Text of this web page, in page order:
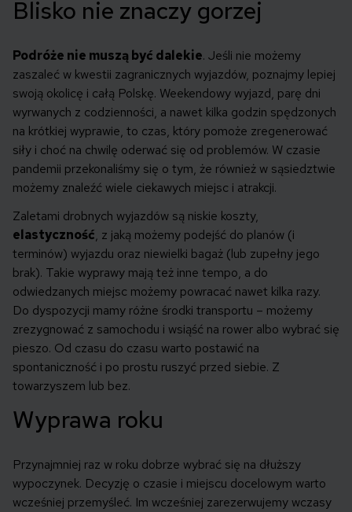
Blisko nie znaczy gorzej
Podróże nie muszą być dalekie. Jeśli nie możemy
zaszaleć w kwestii zagranicznych wyjazdów, poznajmy lepiej
swoją okolicę i całą Polskę. Weekendowy wyjazd, parę dni
wyrwanych z codzienności, a nawet kilka godzin spędzonych
na krótkiej wyprawie, to czas, który pomoże zregenerować
siły i choć na chwilę oderwać się od problemów. W czasie
pandemii przekonaliśmy się o tym, że również w sąsiedztwie
możemy znaleźć wiele ciekawych miejsc i atrakcji.
Zaletami drobnych wyjazdów są niskie koszty,
elastyczność, z jaką możemy podejść do planów (i
terminów) wyjazdu oraz niewielki bagaż (lub zupełny jego
brak). Takie wyprawy mają też inne tempo, a do
odwiedzanych miejsc możemy powracać nawet kilka razy.
Do dyspozycji mamy różne środki transportu – możemy
zrezygnować z samochodu i wsiąść na rower albo wybrać się
pieszo. Od czasu do czasu warto postawić na
spontaniczność i po prostu ruszyć przed siebie. Z
towarzyszem lub bez.
Wyprawa roku
Przynajmniej raz w roku dobrze wybrać się na dłuższy
wypoczynek. Decyzję o czasie i miejscu docelowym warto
wcześniej przemyśleć. Im wcześniej zarezerwujemy wczasy